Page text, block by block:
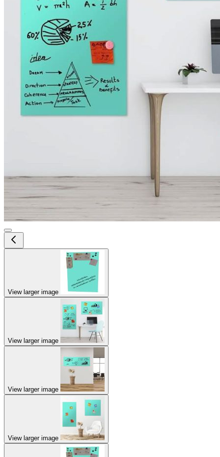
View larger image
View larger image
View larger image
View larger image